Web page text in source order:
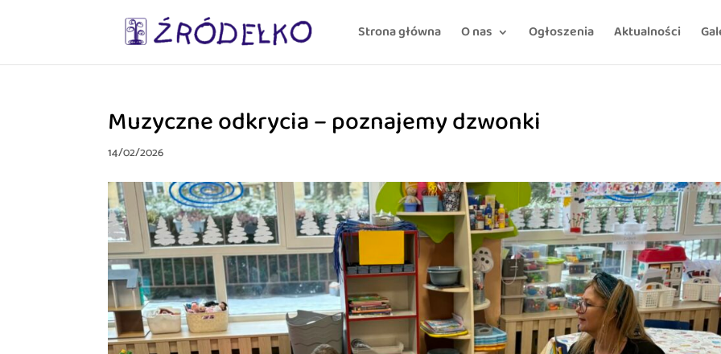
Strona główna O nas Ogłoszenia Aktualności
Muzyczne odkrycia – poznajemy dzwonki
14/02/2026